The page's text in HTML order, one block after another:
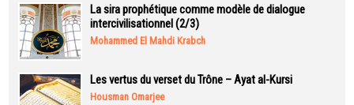
La sira prophétique comme modèle de dialogue
intercivilisationnel (2/3)
Mohammed El Mahdi Krabch
Les vertus du verset du Trône – Ayat al-Kursi
Housman Omarjee